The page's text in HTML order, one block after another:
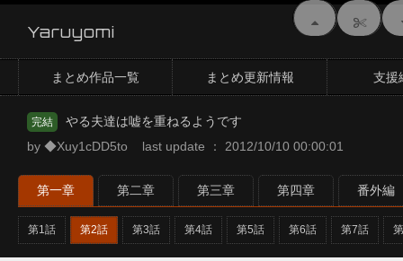
Yaruyomi
まとめ作品一覧 まとめ更新情報 支援
完結
やる夫達は嘘を重ねるようです
by ◆Xuy1cDD5to last update ： 2012/10/10 00:00:01
第一章 第二章 第三章 第四章 番外編
第1話 第2話 第3話 第4話 第5話 第6話 第7話